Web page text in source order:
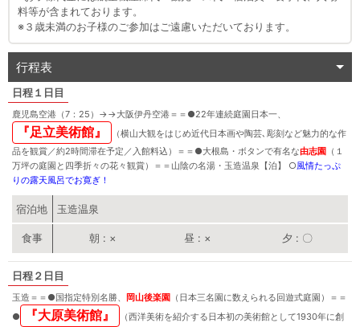
料等が含まれております。
※３歳未満のお子様のご参加はご遠慮いただいております。
行程表
１日目
鹿児島空港（7：25） →→大阪伊丹空港＝＝ ●22年連続庭園日本一、
『足立美術館』
（横山大観をはじめ近代日本画や陶芸､彫刻など魅力的な作
品を観賞／約2時間滞在予定／入館料込）＝＝ ●大根島・ボタンで有名な由志園 （１
万坪の庭園と四季折々の花々観賞）＝＝山陰の名湯・玉造温泉【泊】 ○風情たっぷ
りの露天風呂でお寛ぎ！
宿泊地 玉造温泉
朝 × 昼 × 夕 〇
２日目
玉造＝＝ ●国指定特別名勝、 岡山後楽園 （日本三名園に数えられる回遊式庭園）＝＝
●
『大原美術館』
（西洋美術を紹介する日本初の美術館として1930年に創